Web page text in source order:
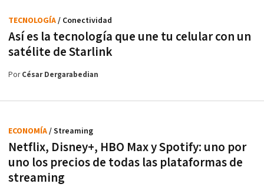
Así es la tecnología que une tu celular con un
satélite de Starlink
TECNOLOGÍA/ Conectividad
PorCésar Dergarabedian
Netflix, Disney+, HBO Max y Spotify: uno por
uno los precios de todas las plataformas de
streaming
ECONOMÍA/ Streaming